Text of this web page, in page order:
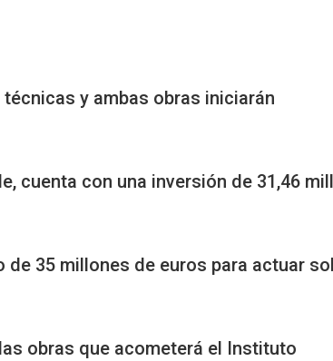
y ambas obras iniciarán
cuenta con una inversión de 31,46
de 35 millones de euros para actuar
obras que acometerá el Instituto